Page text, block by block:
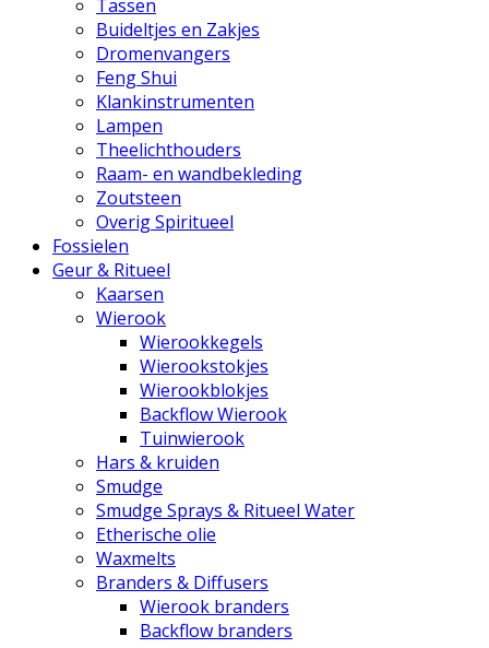
Tassen
Buideltjes en Zakjes
Dromenvangers
Feng Shui
Klankinstrumenten
Lampen
Theelichthouders
Raam- en wandbekleding
Zoutsteen
Overig Spiritueel
Fossielen
Geur & Ritueel
Kaarsen
Wierook
Wierookkegels
Wierookstokjes
Wierookblokjes
Backflow Wierook
Tuinwierook
Hars & kruiden
Smudge
Smudge Sprays & Ritueel Water
Etherische olie
Waxmelts
Branders & Diffusers
Wierook branders
Backflow branders